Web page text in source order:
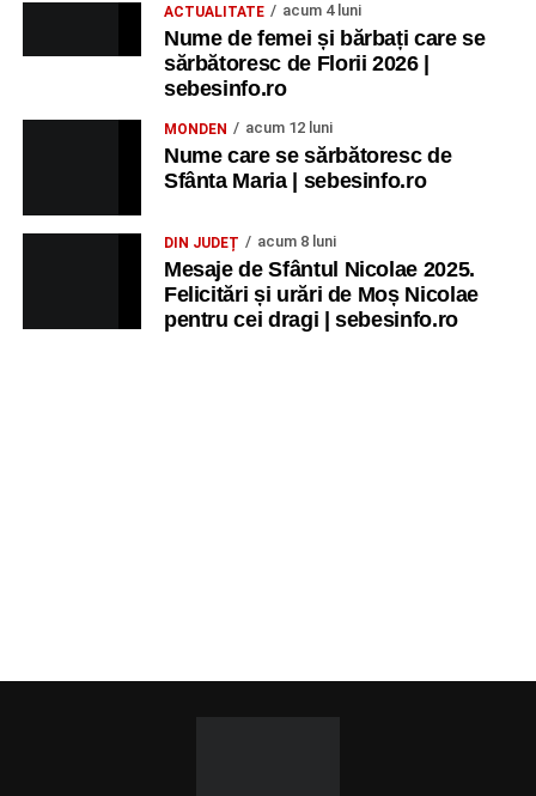
ACTUALITATE acum 4 luni
Nume de femei și bărbați care se
sărbătoresc de Florii 2026 |
sebesinfo.ro
MONDEN acum 12 luni
Nume care se sărbătoresc de
Sfânta Maria | sebesinfo.ro
DIN JUDEȚ acum 8 luni
Mesaje de Sfântul Nicolae 2025.
Felicitări și urări de Moș Nicolae
pentru cei dragi | sebesinfo.ro